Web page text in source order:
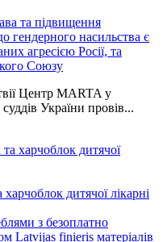
та підвищення
гендерного насильства є
агресією Росії, та
Союзу
Центр MARTA у
України провів...
дитячої лікарні